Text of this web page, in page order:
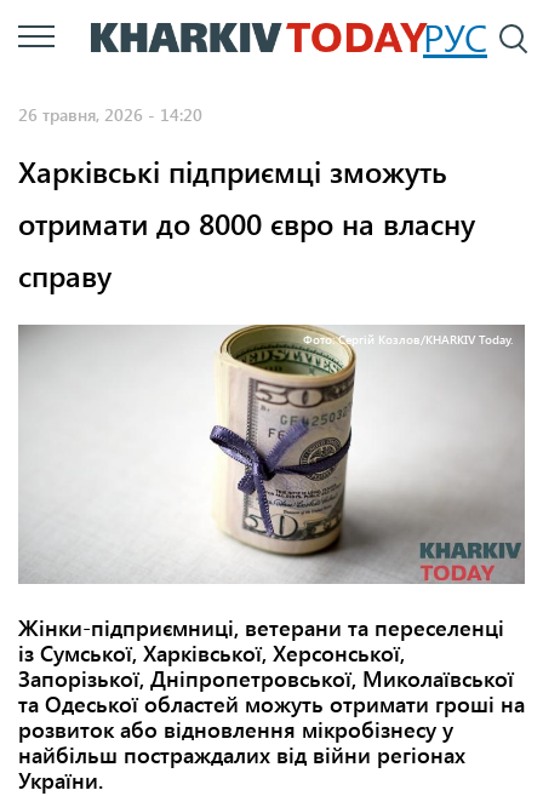
Перейти
до
РУС
26 травня, 2026 - 14:20
Харківські підприємці зможуть
отримати до 8000 євро на власну
справу
Фото: Сергій Козлов/KHARKIV Today.
Жінки-підприємниці, ветерани та переселенці
із Сумської, Харківської, Херсонської,
Запорізької, Дніпропетровської, Миколаївської
та Одеської областей можуть отримати гроші на
розвиток або відновлення мікробізнесу у
найбільш постраждалих від війни регіонах
України.